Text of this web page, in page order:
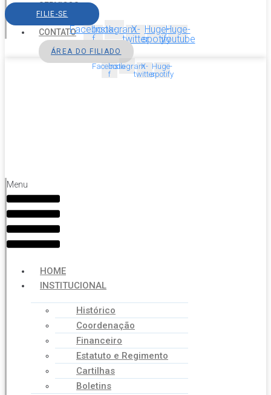
SERVIÇOS
AGENDA
CONTATO
FILIE-SE
Facebook-
f
InstagramX-
twitter
Huge-
spotify
Huge-
youtube
ÁREA DO FILIADO
Facebook-
f
InstagramX-
twitter
Huge-
spotify
Menu
HOME
INSTITUCIONAL
Histórico
Coordenação
Financeiro
Estatuto e Regimento
Cartilhas
Boletins